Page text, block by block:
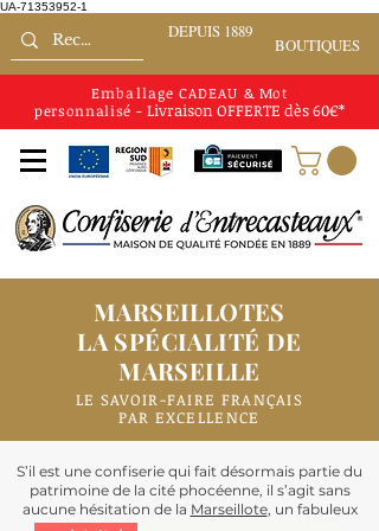
UA-71353952-1
Emballage CADEAU & Mot
personnalisé - Livraison OFFERTE dès 60€*
DEPUIS 1889
BOUTIQUES
MARSEILLOTES
LA SPÉCIALITÉ DE
MARSEILLE
LE SAVOIR-FAIRE FRANÇAIS
PAR EXCELLENCE
S’il est une confiserie qui fait désormais partie du
patrimoine de la cité phocéenne, il s’agit sans
aucune hésitation de la Marseillote, un fabuleux